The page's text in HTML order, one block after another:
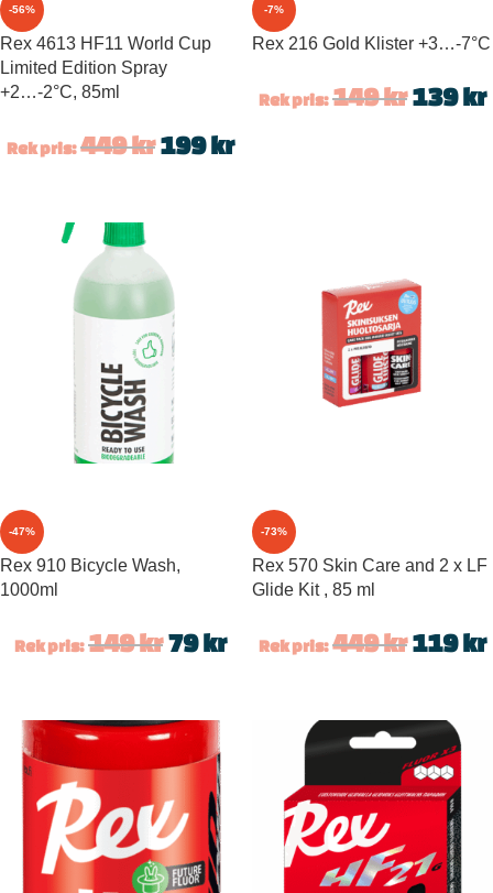
-56%
Rex 4613 HF11 World Cup
Limited Edition Spray
+2…-2°C, 85ml
Rek pris: 449kr 199kr
-7%
Rex 216 Gold Klister +3…-7°C
Rek pris: 149kr 139kr
-47%
Rex 910 Bicycle Wash,
1000ml
Rek pris: 149kr 79kr
-73%
Rex 570 Skin Care and 2 x LF
Glide Kit , 85 ml
Rek pris: 449kr 119kr